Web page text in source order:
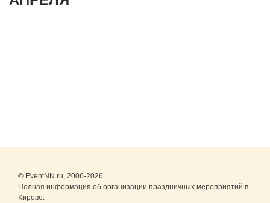
© EventNN.ru, 2006-2026
Полная информация об организации праздничных мероприятий в
Кирове.